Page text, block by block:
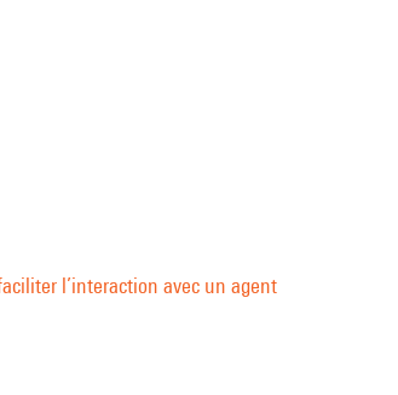
l’interaction avec un agent